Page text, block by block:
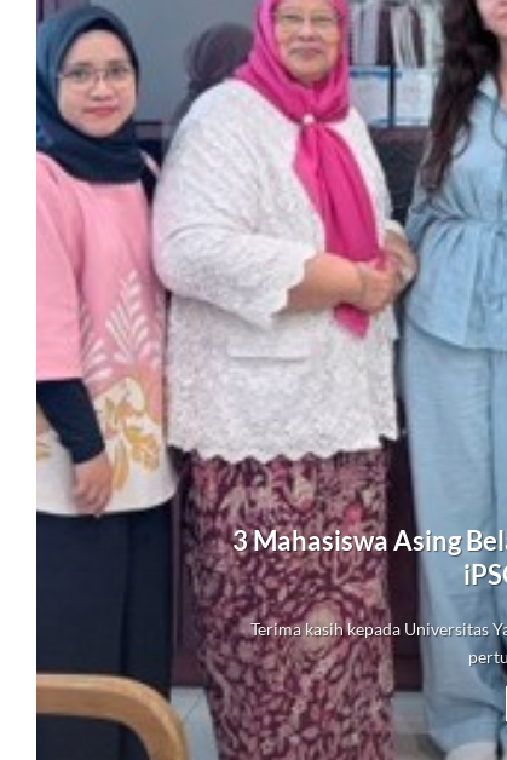
3 Mahasiswa Asing
Terima kasih kepada Universitas